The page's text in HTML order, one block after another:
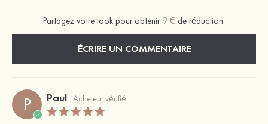
Partagez votre look pour obtenir 9 € de réduction.
ÉCRIRE UN COMMENTAIRE
P Paul Acheteur vérifié